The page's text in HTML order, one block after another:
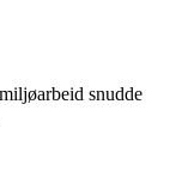
snudde